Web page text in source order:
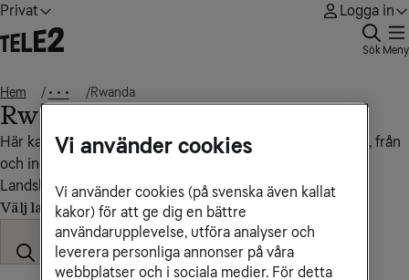
Privat Logga in
Sök Meny
Hem • • • Rwanda
Rwanda
Här kan du se vad det kostar att ringa, sms:a och surfa till, från
och inom Rwanda.
Landskod: +250
Välj land
Vi använder cookies
Vi använder cookies (på svenska även kallat
kakor) för att ge dig en bättre
användarupplevelse, utföra analyser och
leverera personliga annonser på våra
webbplatser och i sociala medier. För detta